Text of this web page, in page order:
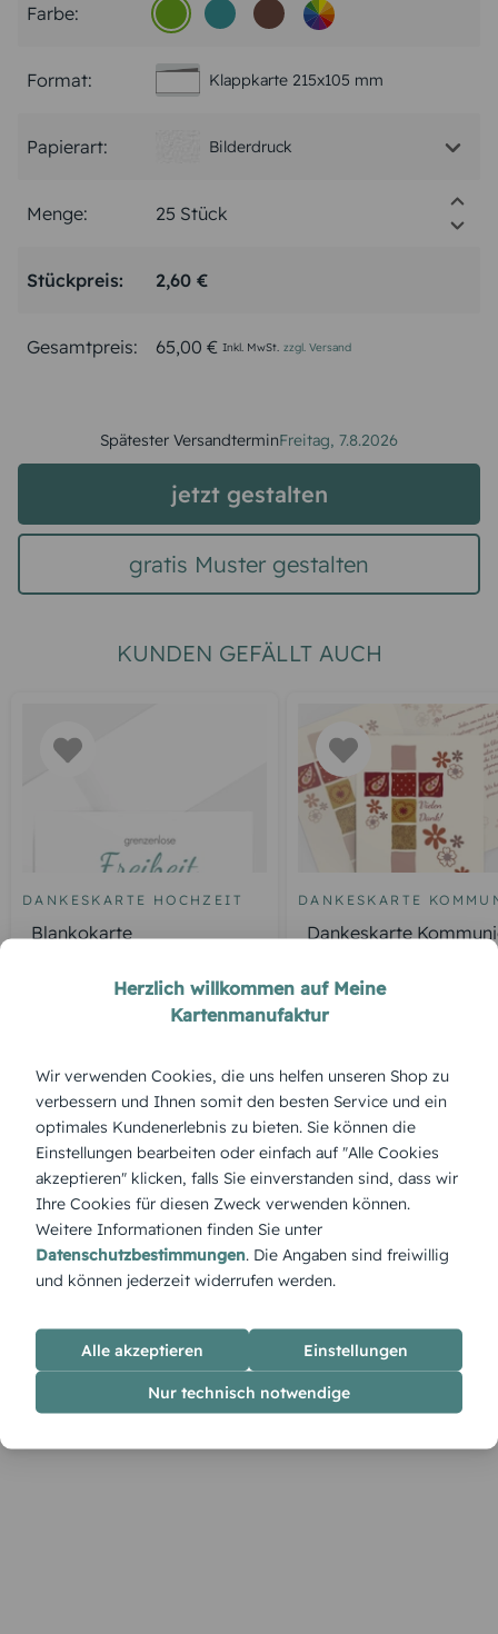
Farbe:
Format: Klappkarte 215x105 mm
Papierart: Bilderdruck
Menge:
Stückpreis: 2,60 €
Gesamtpreis: 65,00 € Inkl. MwSt. zzgl. Versand
Spätester VersandterminFreitag, 7.8.2026
jetzt gestalten
gratis Muster gestalten
KUNDEN GEFÄLLT AUCH
DANKESKARTE HOCHZEIT
Blankokarte
DANKESKARTE
Dankeskarte
Produktbeschreibung
Buttons – modern, verspielt und charmant. Diese
Dankeskarte ist ideal, um den Tag in fröhlicher Erinnerung zu
behalten und sie im Designer nach Belieben zu
personalisieren.
Herzlich willkommen auf Meine
Kartenmanufaktur
Wir verwenden Cookies, die uns helfen unseren Shop zu
verbessern und Ihnen somit den besten Service und ein
optimales Kundenerlebnis zu bieten. Sie können die
Einstellungen bearbeiten oder einfach auf "Alle Cookies
akzeptieren" klicken, falls Sie einverstanden sind, dass wir
Ihre Cookies für diesen Zweck verwenden können.
Weitere Informationen finden Sie unter
Datenschutzbestimmungen. Die Angaben sind freiwillig
und können jederzeit widerrufen werden.
Alle akzeptieren Einstellungen
Nur technisch notwendige